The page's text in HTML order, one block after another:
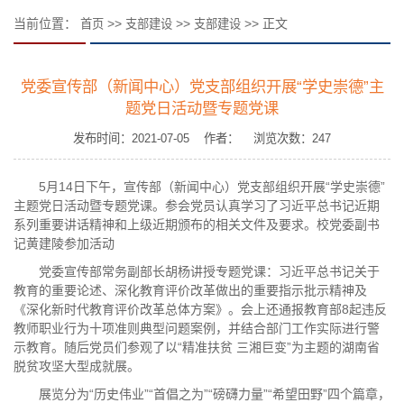
当前位置： 首页 >> 支部建设 >> 支部建设 >> 正文
党委宣传部（新闻中心）党支部组织开展“学史崇德”主
题党日活动暨专题党课
发布时间：2021-07-05 作者： 浏览次数： 247
5月14日下午，宣传部（新闻中心）党支部组织开展“学史崇德”
主题党日活动暨专题党课。参会党员认真学习了习近平总书记近期
系列重要讲话精神和上级近期颁布的相关文件及要求。校党委副书
记黄建陵参加活动
党委宣传部常务副部长胡杨讲授专题党课：习近平总书记关于
教育的重要论述、深化教育评价改革做出的重要指示批示精神及
《深化新时代教育评价改革总体方案》。会上还通报教育部8起违反
教师职业行为十项准则典型问题案例，并结合部门工作实际进行警
示教育。随后党员们参观了以“精准扶贫 三湘巨变”为主题的湖南省
脱贫攻坚大型成就展。
展览分为“历史伟业”“首倡之为”“磅礴力量”“希望田野”四个篇章，